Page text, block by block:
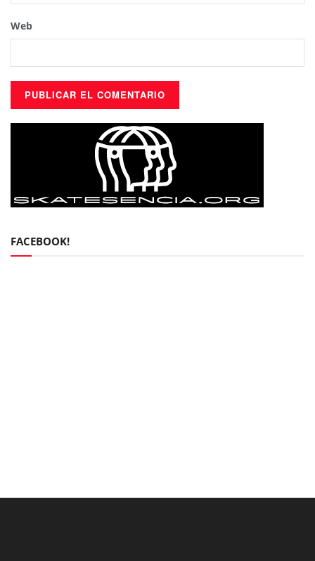
Web
FACEBOOK!